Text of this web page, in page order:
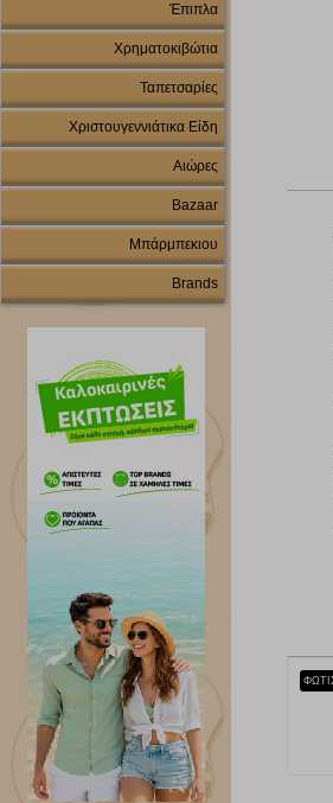
Έπιπλα
Χρηματοκιβώτια
Ταπετσαρίες
Χριστουγεννιάτικα Είδη
Αιώρες
Bazaar
Μπάρμπεκιου
Brands